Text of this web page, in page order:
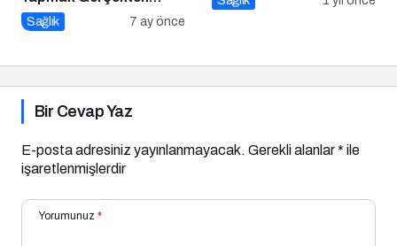
Sağlıklı mı?
Sağlık 7 ay önce
Bir Cevap Yaz
E-posta adresiniz yayınlanmayacak. Gerekli alanlar* ile
işaretlenmişlerdir
Yorumunuz *